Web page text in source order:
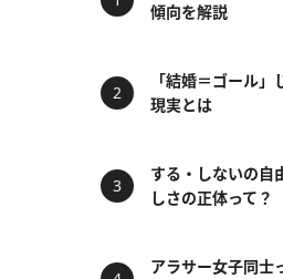
傾向を解説
「結婚＝ゴール
現実とは
する・しないの自
しさの正体って？
アラサー女子同